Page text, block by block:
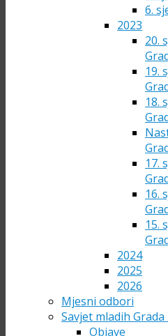
6.
2023
20.
19.
18.
17.
16.
15.
2024
2025
2026
Mjesni odbori
Savjet mladih
Objave